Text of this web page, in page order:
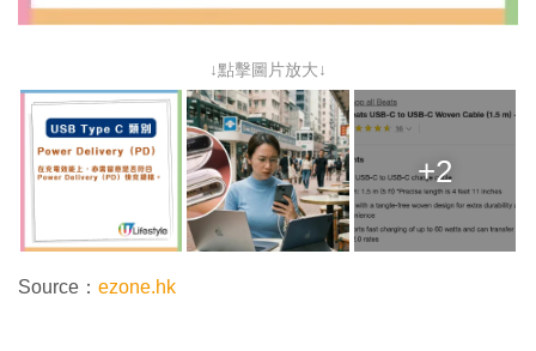
↓點擊圖片放大↓
+2
Source： ezone.hk